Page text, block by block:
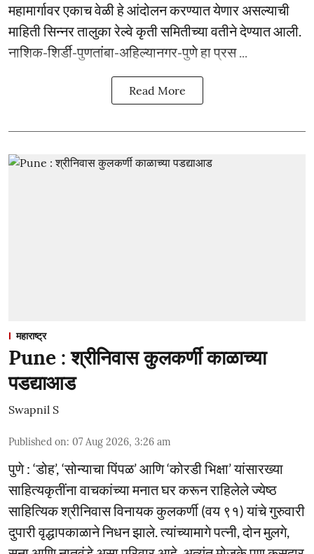
महामार्गावर एकाच वेळी हे आंदोलन करण्यात येणार असल्याची
माहिती सिन्नर तालुका रेल्वे कृती समितीच्या वतीने देण्यात आली.
नाशिक-शिर्डी-पुणतांबा-अहिल्यानगर-पुणे हा प्रस ...
Read More
महाराष्ट्र
Pune : श्रीनिवास कुलकर्णी काळाच्या
पडद्याआड
Swapnil S
Published on: 07 Aug 2026, 3:26 am
पुणे : ‘डोह’, ‘सोन्याचा पिंपळ’ आणि ‘कोरडी भिक्षा’ यांसारख्या
साहित्यकृतींना वाचकांच्या मनात घर करून राहिलेले ज्येष्ठ
साहित्यिक श्रीनिवास विनायक कुलकर्णी (वय ९१) यांचे गुरुवारी
दुपारी वृद्धापकाळाने निधन झाले. त्यांच्यामागे पत्नी, दोन मुलगे,